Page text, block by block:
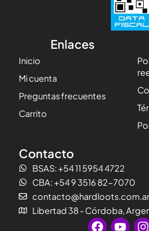
Enlaces
Inicio
Mi cuenta
Preguntas frecuentes
Carrito
Contacto
BSAS: +54 11 5954 4722
CBA: +54 9 3516 82-7070
contacto@hardloots.com.ar
Libertad 38 - Córdoba,
F
Y
I